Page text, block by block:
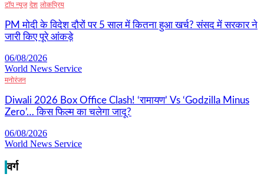
टॉप न्यूज देश लोकप्रिय
PM मोदी के विदेश दौरों पर 5 साल में कितना हुआ खर्च? संसद में सरकार ने
जारी किए पूरे आंकड़े
06/08/2026
World News Service
मनोरंजन
Diwali 2026 Box Office Clash! ‘रामायण’ Vs ‘Godzilla Minus
Zero’… किस फिल्म का चलेगा जादू?
06/08/2026
World News Service
वर्ग